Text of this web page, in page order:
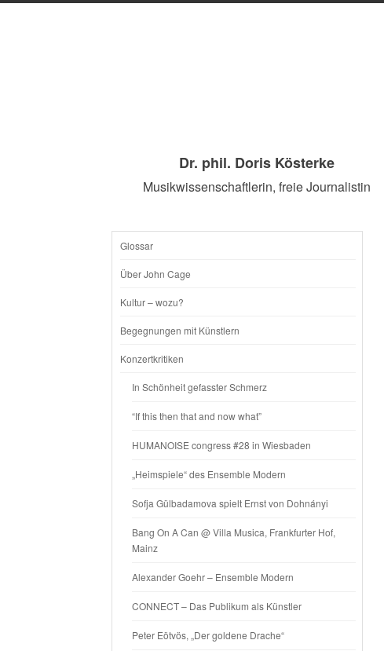
Dr. phil. Doris Kösterke
Musikwissenschaftlerin, freie Journalistin
SKIP
CONTENT
Glossar
Über John Cage
Kultur – wozu?
Begegnungen mit Künstlern
Konzertkritiken
In Schönheit gefasster Schmerz
“If this then that and now what”
HUMANOISE congress #28 in Wiesbaden
„Heimspiele“ des Ensemble Modern
Sofja Gülbadamova spielt Ernst von Dohnányi
Bang On A Can @ Villa Musica, Frankfurter Hof,
Mainz
Alexander Goehr – Ensemble Modern
CONNECT – Das Publikum als Künstler
Peter Eötvös, „Der goldene Drache“